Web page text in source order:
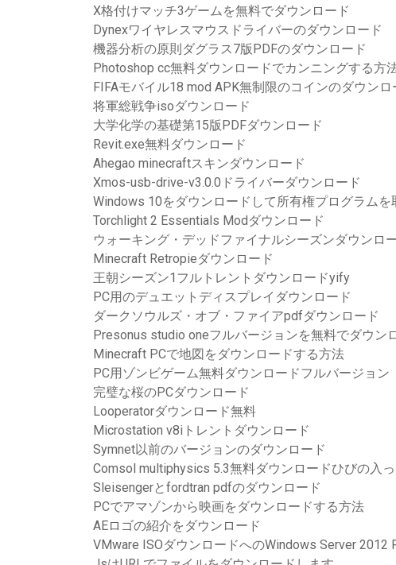
X格付けマッチ3ゲームを無料でダウンロード
Dynexワイヤレスマウスドライバーのダウンロード
機器分析の原則ダグラス7版PDFのダウンロード
Photoshop cc無料ダウンロードでカンニングする方
FIFAモバイル18 mod APK無制限のコインのダウンロ
将軍総戦争isoダウンロード
大学化学の基礎第15版PDFダウンロード
Revit.exe無料ダウンロード
Ahegao minecraftスキンダウンロード
Xmos-usb-drive-v3.0.0ドライバーダウンロード
Windows 10をダウンロードして所有権プログラムを
Torchlight 2 Essentials Modダウンロード
ウォーキング・デッドファイナルシーズンダウンロ
Minecraft Retropieダウンロード
王朝シーズン1フルトレントダウンロードyify
PC用のデュエットディスプレイダウンロード
ダークソウルズ・オブ・ファイアpdfダウンロード
Presonus studio oneフルバージョンを無料でダウン
Minecraft PCで地図をダウンロードする方法
PC用ゾンビゲーム無料ダウンロードフルバージョン
完璧な桜のPCダウンロード
Looperatorダウンロード無料
Microstation v8iトレントダウンロード
Symnet以前のバージョンのダウンロード
Comsol multiphysics 5.3無料ダウンロードひびの入
Sleisengerとfordtran pdfのダウンロード
PCでアマゾンから映画をダウンロードする方法
AEロゴの紹介をダウンロード
VMware ISOダウンロードへのWindows Server 2012